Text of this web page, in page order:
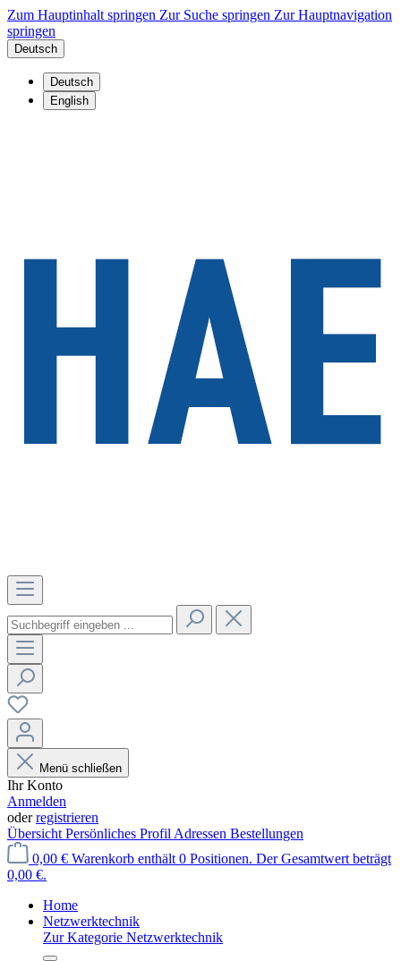
Zum Hauptinhalt springen Zur Suche springen Zur Hauptnavigation
springen
Deutsch
Deutsch
English
Menü schließen
Ihr Konto
Anmelden
oderregistrieren
Übersicht Persönliches Profil Adressen Bestellungen
0,00 € Warenkorb enthält 0 Positionen. Der Gesamtwert beträgt
0,00 €.
Home
Netzwerktechnik
Zur Kategorie Netzwerktechnik